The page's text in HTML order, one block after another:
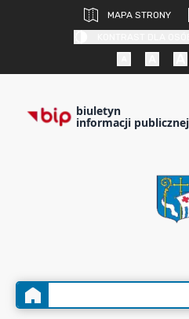
MAPA STRONY
biuletyn
informacji publicznej